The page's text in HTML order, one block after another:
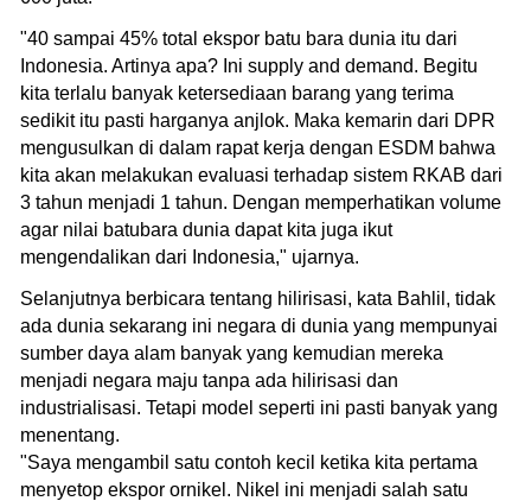
"40 sampai 45% total ekspor batu bara dunia itu dari
Indonesia. Artinya apa? Ini supply and demand. Begitu
kita terlalu banyak ketersediaan barang yang terima
sedikit itu pasti harganya anjlok. Maka kemarin dari DPR
mengusulkan di dalam rapat kerja dengan ESDM bahwa
kita akan melakukan evaluasi terhadap sistem RKAB dari
3 tahun menjadi 1 tahun. Dengan memperhatikan volume
agar nilai batubara dunia dapat kita juga ikut
mengendalikan dari Indonesia," ujarnya.
Selanjutnya berbicara tentang hilirisasi, kata Bahlil, tidak
ada dunia sekarang ini negara di dunia yang mempunyai
sumber daya alam banyak yang kemudian mereka
menjadi negara maju tanpa ada hilirisasi dan
industrialisasi. Tetapi model seperti ini pasti banyak yang
menentang.
"Saya mengambil satu contoh kecil ketika kita pertama
menyetop ekspor ornikel. Nikel ini menjadi salah satu